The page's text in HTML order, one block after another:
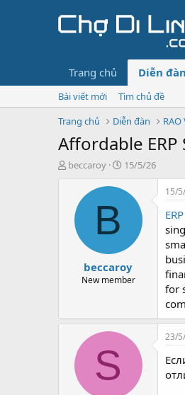
Trang chủ Diễn đàn
Bài viết mới
Tìm chủ đề
Trang chủ
Diễn đàn RAO
Affordable
T
r
beccaroy
N
à
15/5/26
B
beccaroy
New member
15/
for
S
23/